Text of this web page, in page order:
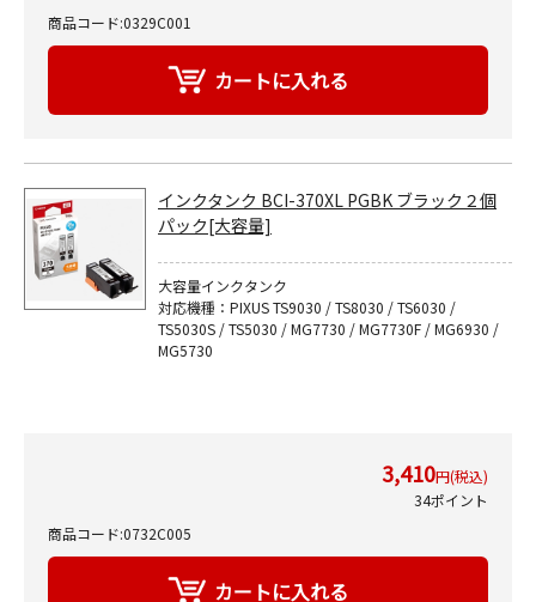
商品コード:0329C001
インクタンク BCI-370XL PGBK ブラック２個
パック[大容量]
大容量インクタンク
対応機種：PIXUS TS9030 / TS8030 / TS6030 /
TS5030S / TS5030 / MG7730 / MG7730F / MG6930 /
MG5730
3,410円(税込)
34ポイント
商品コード:0732C005